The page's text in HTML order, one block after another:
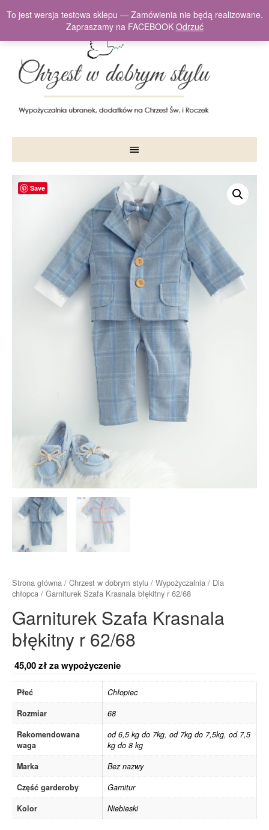
Save
Strona główna / Chrzest w dobrym stylu / Wypożyczalnia / Dla
chłopca / Garniturek Szafa Krasnala błękitny r 62/68
Garniturek Szafa Krasnala
błękitny r 62/68
45,00złza wypożyczenie
Płeć
Chłopiec
Rozmiar
68
Rekomendowana
waga
od 6,5 kg do 7kg, od 7kg do 7,5kg, od 7,5
kg do 8 kg
Marka
Bez nazwy
Część garderoby
Garnitur
Kolor
Niebieski
To jest wersja testowa sklepu — Zamówienia nie będą realizowane.
Zapraszamy na FACEBOOK Odrzuć